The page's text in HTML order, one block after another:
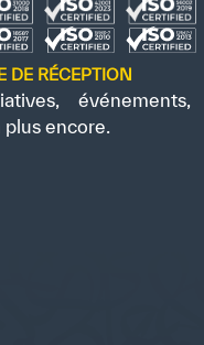
DE RÉCEPTION
événements,
plus encore.